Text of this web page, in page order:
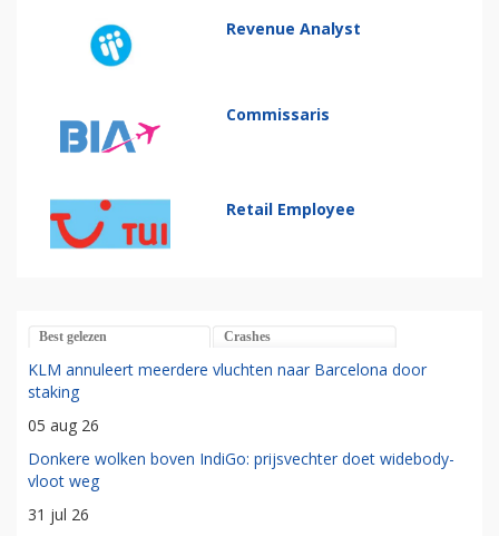
Revenue Analyst
Commissaris
Retail Employee
Best gelezen Crashes
KLM annuleert meerdere vluchten naar Barcelona door
staking
05 aug 26
Donkere wolken boven IndiGo: prijsvechter doet widebody-
vloot weg
31 jul 26